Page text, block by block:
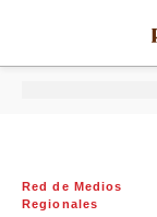
Red de Medios
Regionales